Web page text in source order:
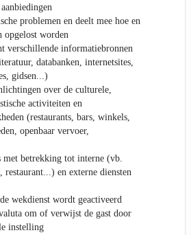
problemen en deelt mee hoe en
opgelost worden
verschillende informatiebronnen
databanken, internetsites,
gidsen...)
over de culturele,
activiteiten en
(restaurants, bars, winkels,
openbaar vervoer,
met betrekking tot interne (vb.
restaurant...) en externe diensten
wekdienst wordt geactiveerd
om of verwijst de gast door
instelling